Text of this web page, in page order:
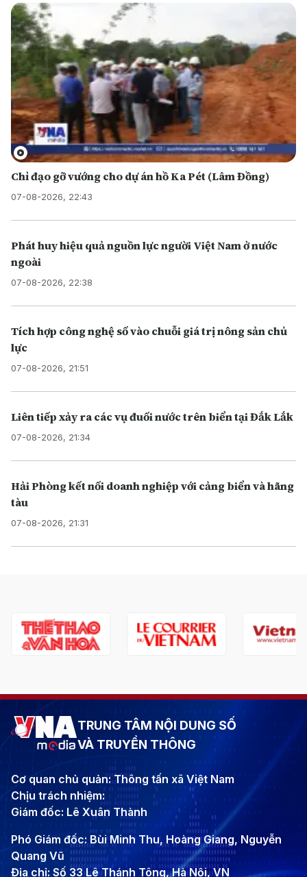
Chỉ đạo gỡ vướng cho dự án hồ Ka Pét (Lâm Đồng)
07-08-2026, 22:43
Phát huy hiệu quả nguồn lực người Việt Nam ở nước
ngoài
07-08-2026, 22:38
Tích hợp công nghệ số vào chuỗi giá trị nông sản chủ
lực
07-08-2026, 21:51
Liên tiếp xảy ra các vụ đuối nước trên biển tại Đắk Lắk
07-08-2026, 21:34
Hải Phòng kết nối doanh nghiệp với cảng biển và hãng
tàu
07-08-2026, 21:31
TRUNG TÂM NỘI DUNG SỐ
VÀ TRUYỀN THÔNG
Cơ quan chủ quản: Thông tấn xã Việt Nam
Chịu trách nhiệm:
Giám đốc: Lê Xuân Thành
Phó Giám đốc: Bùi Minh Thu, Hoàng Giang, Nguyễn
Quang Vũ
Địa chỉ: Số 33 Lê Thánh Tông, Hà Nội, VN